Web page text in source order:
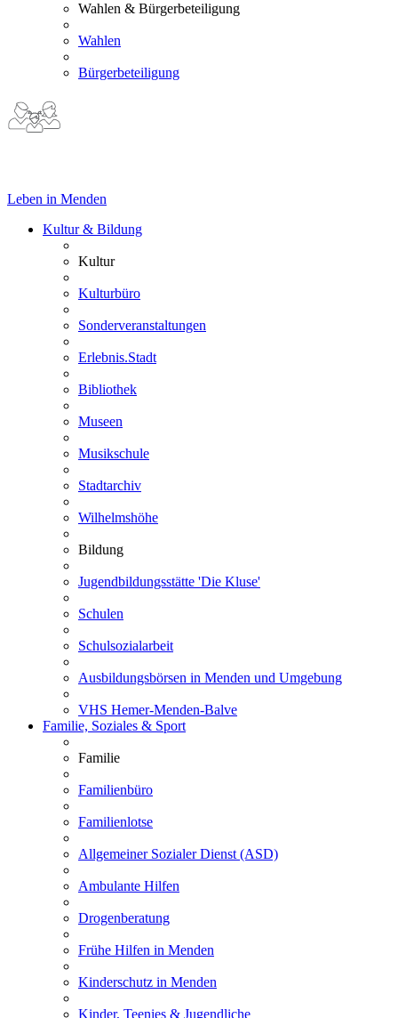
Wahlen & Bürgerbeteiligung
Wahlen
Bürgerbeteiligung
Leben in Menden
Kultur & Bildung
Kultur
Kulturbüro
Sonderveranstaltungen
Erlebnis.Stadt
Bibliothek
Museen
Musikschule
Stadtarchiv
Wilhelmshöhe
Bildung
Jugendbildungsstätte 'Die Kluse'
Schulen
Schulsozialarbeit
Ausbildungsbörsen in Menden und Umgebung
VHS Hemer-Menden-Balve
Familie, Soziales & Sport
Familie
Familienbüro
Familienlotse
Allgemeiner Sozialer Dienst (ASD)
Ambulante Hilfen
Drogenberatung
Frühe Hilfen in Menden
Kinderschutz in Menden
Kinder, Teenies & Jugendliche